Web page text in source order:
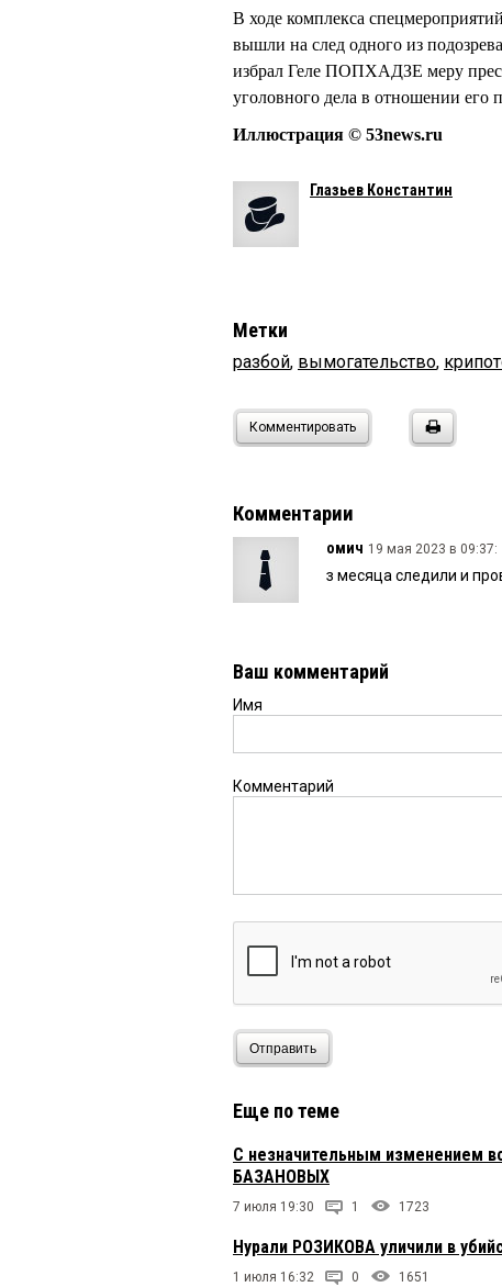
В ходе комплекса
вышли на след одного из
избрал Геле ПОПХАДЗЕ меру
уголовного дела в отношении его
Иллюстрация © 53news.ru
Глазьев Константин
Метки
разбой, вымогательство,
Комментировать
Комментарии
омич 19 мая 2023 в 09:37:
з месяца следили и
Ваш комментарий
Имя
Комментарий
Отправить
Еще по теме
С незначительным изменением
БАЗАНОВЫХ
7 июля 19:30 1 1723
Нурали РОЗИКОВА уличили в
1 июля 16:32 0 1651